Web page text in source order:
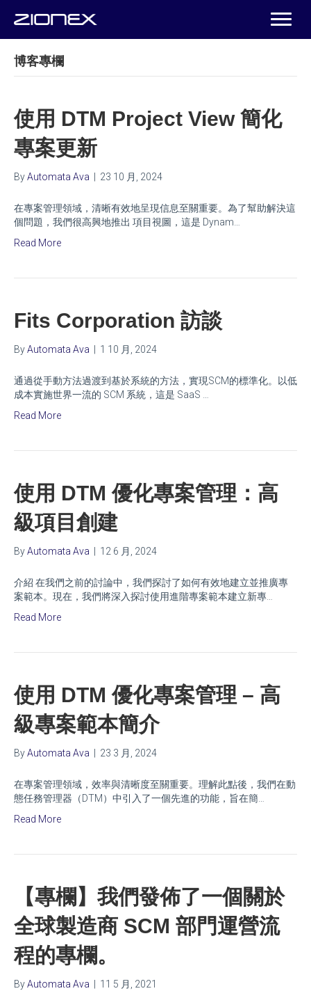
博客專欄
使用 DTM Project View 簡化
專案更新
ByAutomata Ava 23 10 月, 2024
在專案管理領域，清晰有效地呈現信息至關重要。為了幫助解決這
個問題，我們很高興地推出 項目視圖，這是 Dynam…
Read More
Fits Corporation 訪談
ByAutomata Ava 1 10 月, 2024
通過從手動方法過渡到基於系統的方法，實現SCM的標準化。以低
成本實施世界一流的 SCM 系統，這是 SaaS …
Read More
使用 DTM 優化專案管理：高
級項目創建
ByAutomata Ava 12 6 月, 2024
介紹 在我們之前的討論中，我們探討了如何有效地建立並推廣專
案範本。現在，我們將深入探討使用進階專案範本建立新專…
Read More
使用 DTM 優化專案管理 – 高
級專案範本簡介
ByAutomata Ava 23 3 月, 2024
在專案管理領域，效率與清晰度至關重要。理解此點後，我們在動
態任務管理器（DTM）中引入了一個先進的功能，旨在簡…
Read More
【專欄】我們發佈了一個關於
全球製造商 SCM 部門運營流
程的專欄。
ByAutomata Ava 11 5 月, 2021